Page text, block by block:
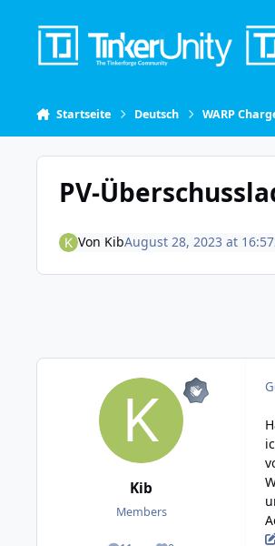
Startseite Deutsch WARP
PV-
Von KibAugust 28, 2023 at 16:57
Kib
Members